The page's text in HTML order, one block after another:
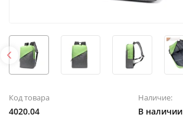
Код товара
4020.04
Наличие:
В наличии